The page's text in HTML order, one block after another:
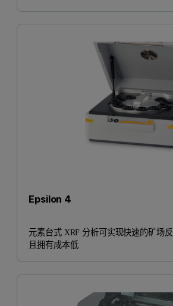
Epsilon 4
元素台式 XRF 分析可实现快速的矿场
且拥有成本低